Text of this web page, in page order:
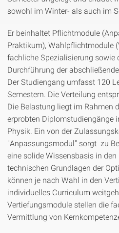
sowohl im Winter- als auch im
Er beinhaltet Pflichtmodule
Praktikum), Wahlpflichtmodule
fachliche Spezialisierung sowie
Durchführung der
Der Studiengang umfasst 120
Semestern. Die Verteilung
Die Belastung liegt im Rahmen
erprobten Diplomstudiengänge
Physik. Ein von der
"Anpassungsmodul" sorgt zu
eine solide Wissensbasis in
technischen Grundlagen der
können je nach Wahl in den
individuelles Curriculum
Vertiefungsmodule stellen die
Vermittlung von